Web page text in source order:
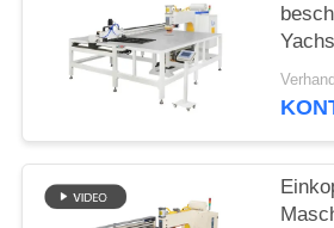
Row
High